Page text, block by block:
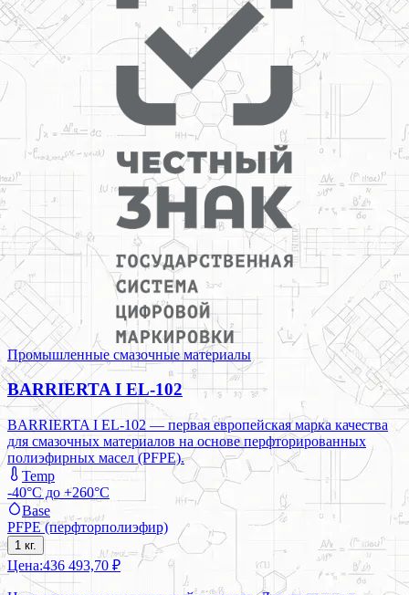
Промышленные смазочные материалы
BARRIERTA I EL-102
BARRIERTA I EL-102 — первая европейская марка качества
для смазочных материалов на основе перфторированных
полиэфирных масел (PFPE).
Temp
-40°C до +260°C
Base
PFPE (перфторполиэфир)
1 кг.
Цена:436 493,70 ₽